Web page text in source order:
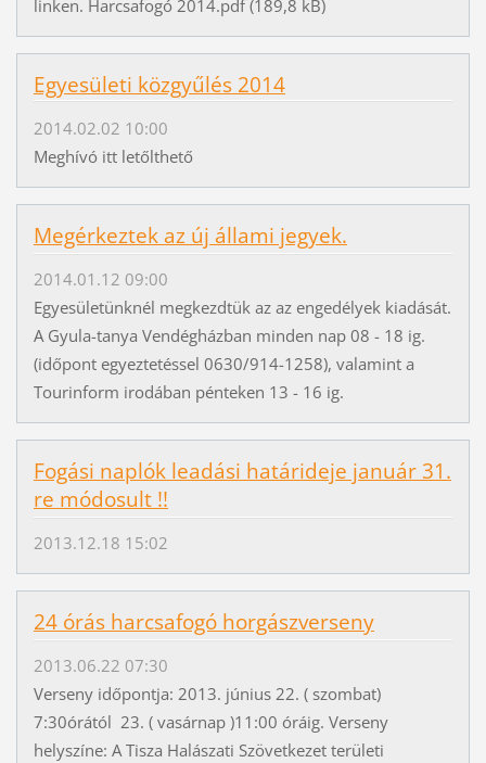
linken. Harcsafogó 2014.pdf (189,8 kB)
Egyesületi közgyűlés 2014
2014.02.02 10:00
Meghívó itt letőlthető
Megérkeztek az új állami jegyek.
2014.01.12 09:00
Egyesületünknél megkezdtük az az engedélyek kiadását.
A Gyula-tanya Vendégházban minden nap 08 - 18 ig.
(időpont egyeztetéssel 0630/914-1258), valamint a
Tourinform irodában pénteken 13 - 16 ig.
Fogási naplók leadási határideje január 31.
re módosult !!
2013.12.18 15:02
24 órás harcsafogó horgászverseny
2013.06.22 07:30
Verseny időpontja: 2013. június 22. ( szombat)
7:30órától 23. ( vasárnap )11:00 óráig. Verseny
helyszíne: A Tisza Halászati Szövetkezet területi